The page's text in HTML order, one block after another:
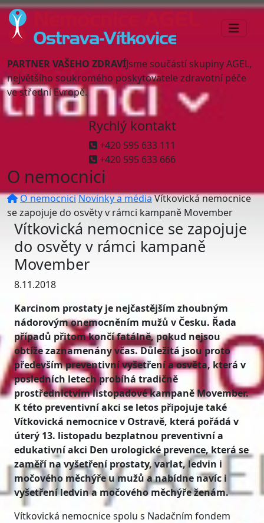
PARTNER VAŠEHO ZDRAVÍJsme součástí skupiny AGEL,
největšího soukromého poskytovatele zdravotní péče
ve střední Evropě.
Rychlý kontakt
+420 595 633 111
+420 595 633 666
O nemocnici
O nemocniciNovinky a médiaVítkovická nemocnice
se zapojuje do osvěty v rámci kampaně Movember
Vítkovická nemocnice se zapojuje
do osvěty v rámci kampaně
Movember
8.11.2018
Karcinom prostaty je nejčastějším zhoubným
nádorovým onemocněním mužů v Česku. Řada
případů přitom končí fatálně, pokud nejsou
obtíže zaznamenány včas. Důležitá jsou proto
především preventivní vyšetření a osvěta, která v
posledních letech probíhá tradičně
prostřednictvím listopadové kampaně Movember.
K této preventivní akci se letos připojuje také
Vítkovická nemocnice v Ostravě, která pořádá v
úterý 13. listopadu bezplatnou preventivní a
edukativní akci Den urologické prevence, která se
zaměří na vyšetření prostaty, varlat, ledvin i
močového měchýře u mužů a nabídne navíc i
vyšetření ledvin a močového měchýře ženám.
Vítkovická nemocnice spolu s Nadačním fondem